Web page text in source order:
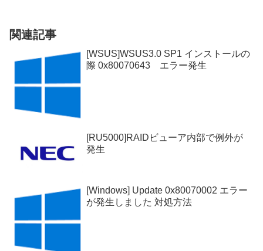
関連記事
[WSUS]WSUS3.0 SP1 インストールの
際 0x80070643 エラー発生
[RU5000]RAIDビューア内部で例外が
発生
[Windows] Update 0x80070002 エラー
が発生しました 対処方法